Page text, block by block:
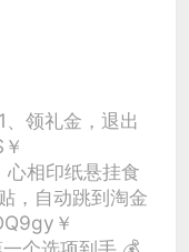
领礼金，退出
相印纸悬挂食
，自动跳到淘金
￥